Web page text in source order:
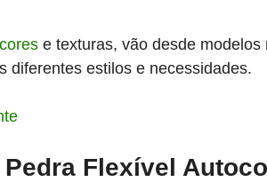
cores e texturas, vão desde
diferentes estilos e necessidades.
Flexível